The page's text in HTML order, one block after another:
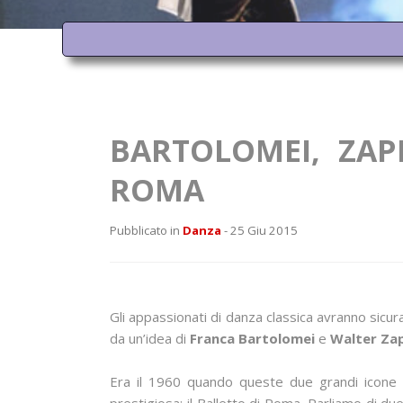
BARTOLOMEI,
ROMA
Pubblicato in Danza - 25 Giu 2015
Gli appassionati di danza classica avranno
da un’idea di Franca Bartolomei e Walter
Era il 1960 quando queste due grandi icone